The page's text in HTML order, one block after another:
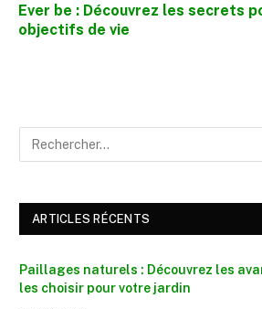
Ever be : Découvrez les secrets
objectifs de vie
ARTICLES RÉCENTS
Paillages naturels : Découvrez les
les choisir pour votre jardin